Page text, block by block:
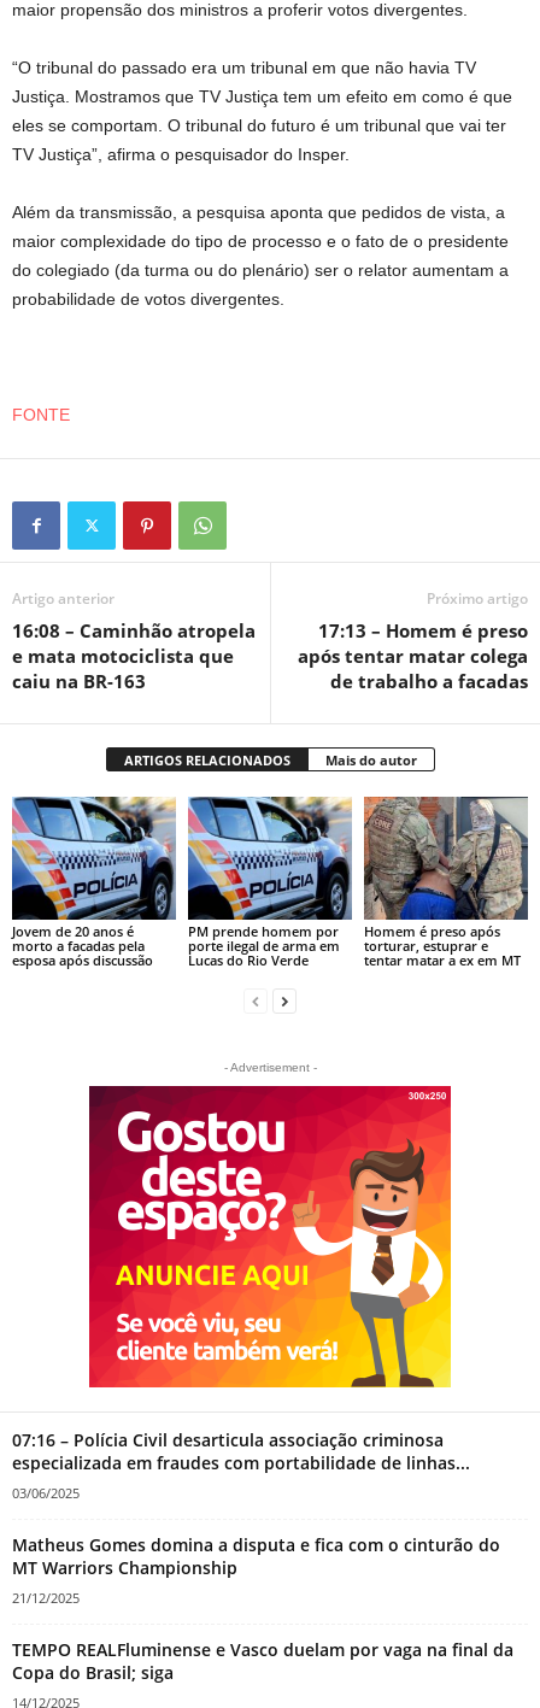
maior propensão dos ministros a proferir votos divergentes.
“O tribunal do passado era um tribunal em que não havia TV
Justiça. Mostramos que TV Justiça tem um efeito em como é que
eles se comportam. O tribunal do futuro é um tribunal que vai ter
TV Justiça”, afirma o pesquisador do Insper.
Além da transmissão, a pesquisa aponta que pedidos de vista, a
maior complexidade do tipo de processo e o fato de o presidente
do colegiado (da turma ou do plenário) ser o relator aumentam a
probabilidade de votos divergentes.
FONTE
Artigo anterior
16:08 – Caminhão atropela
e mata motociclista que
caiu na BR-163
Próximo artigo
17:13 – Homem é preso
após tentar matar colega
de trabalho a facadas
ARTIGOS RELACIONADOS Mais do autor
Jovem de 20 anos é
morto a facadas pela
esposa após discussão
PM prende homem por
porte ilegal de arma em
Lucas do Rio Verde
Homem é preso após
torturar, estuprar e
tentar matar a ex em MT
- Advertisement -
07:16 – Polícia Civil desarticula associação criminosa
especializada em fraudes com portabilidade de linhas...
03/06/2025
Matheus Gomes domina a disputa e fica com o cinturão do
MT Warriors Championship
21/12/2025
TEMPO REALFluminense e Vasco duelam por vaga na final da
Copa do Brasil; siga
14/12/2025